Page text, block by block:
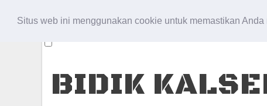
Situs web ini menggunakan cookie untuk memastikan
BIDIK